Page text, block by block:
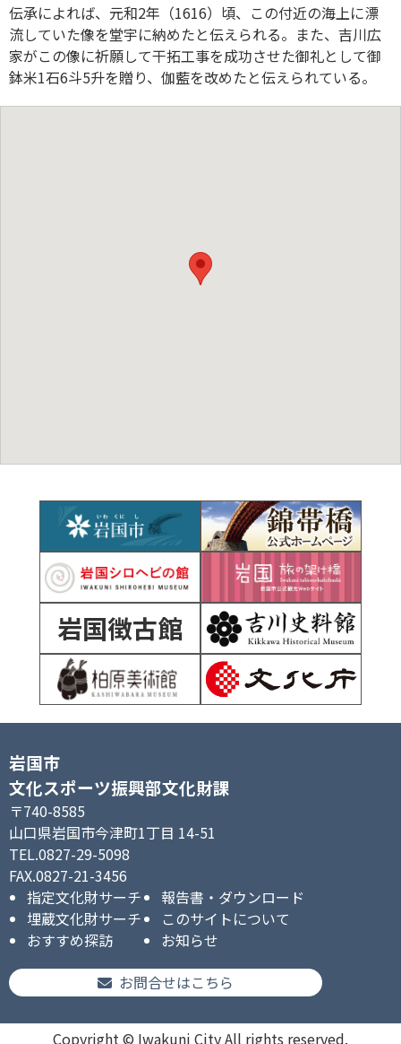
伝承によれば、元和2年（1616）頃、この付近の海上に漂
流していた像を堂宇に納めたと伝えられる。また、吉川広
家がこの像に祈願して干拓工事を成功させた御礼として御
鉢米1石6斗5升を贈り、伽藍を改めたと伝えられている。
岩国徴古館
岩国市
文化スポーツ振興部文化財課
〒740-8585
山口県岩国市今津町1丁目 14-51
TEL.0827-29-5098
FAX.0827-21-3456
指定文化財サーチ
報告書・ダウンロード
埋蔵文化財サーチ
このサイトについて
おすすめ探訪
お知らせ
お問合せはこちら
Copyright © Iwakuni City All rights reserved.